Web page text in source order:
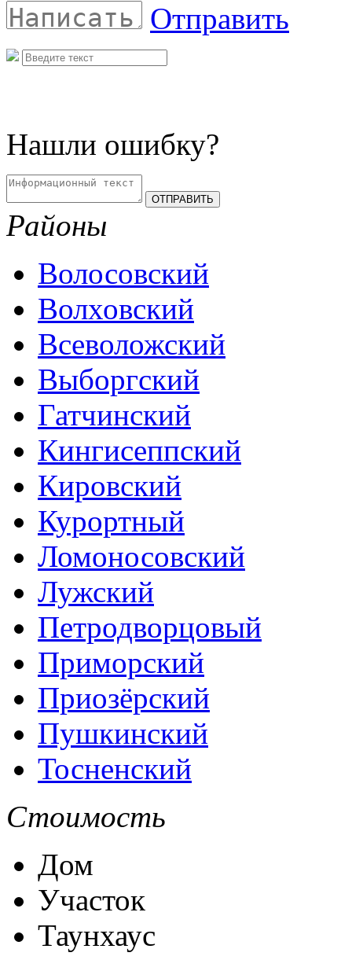
Отправить
Нашли ошибку?
Районы
Волосовский
Волховский
Всеволожский
Выборгский
Гатчинский
Кингисеппский
Кировский
Курортный
Ломоносовский
Лужский
Петродворцовый
Приморский
Приозёрский
Пушкинский
Тосненский
Стоимость
Дом
Участок
Таунхаус